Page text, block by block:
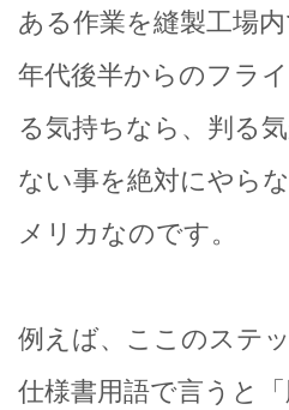
ある作業を縫製工場
年代後半からのフラ
る気持ちなら、判る
ない事を絶対にやら
メリカなのです。
例えば、ここのステ
仕様書用語で言うと